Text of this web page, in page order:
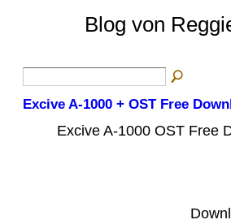
Blog von
Excive A-1000 + OST Free
Excive A-1000 OST Free